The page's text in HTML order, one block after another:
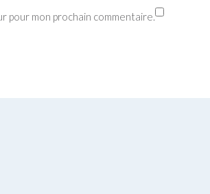
pour mon prochain commentaire.